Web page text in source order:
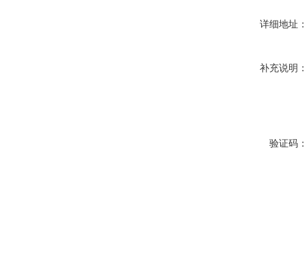
详细地址：
补充说明：
验证码：